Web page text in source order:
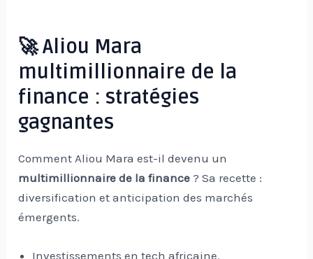
🚀 Aliou Mara
multimillionnaire de la
finance : stratégies
gagnantes
Comment Aliou Mara est-il devenu un
multimillionnaire de la finance ? Sa recette :
diversification et anticipation des marchés
émergents.
Investissements en tech africaine.